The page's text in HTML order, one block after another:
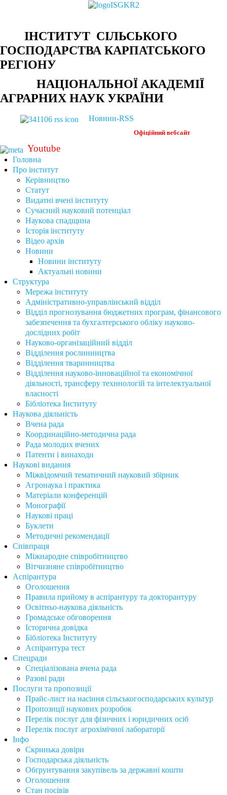
ІНСТИТУТ СІЛЬСЬКОГО
ГОСПОДАРСТВА КАРПАТСЬКОГО
РЕГІОНУ
НАЦІОНАЛЬНОЇ АКАДЕМІЇ
АГРАРНИХ НАУК УКРАЇНИ
Новини-RSS
Офіційний вебсайт
Youtube
Головна
Про інститут
Керівництво
Статут
Видатні вчені інституту
Сучасний науковий потенціал
Наукова спадщина
Історія інституту
Відео архів
Новини
Новини інституту
Актуальні новини
Структура
Мережа інституту
Адміністративно-управлінський відділ
Відділ прогнозування бюджетних програм, фінансового
забезпечення та бухгалтерського обліку науково-
дослідних робіт
Науково-організаційний відділ
Відділення рослинництва
Відділення тваринництва
Відділення науково-інноваційної та економічної
діяльності, трансферу техннологій та інтелектуальної
власності
Бібліотека Інституту
Наукова діяльність
Вчена рада
Координаційно-методична рада
Рада молодих вчених
Патенти і винаходи
Наукові видання
Міжвідомчий тематичний науковий збірник
Агронаука і практика
Матеріали конференцій
Монографії
Наукові праці
Буклети
Методичні рекомендації
Співпраця
Міжнародне співробітництво
Вітчизняне співробітництво
Аспірантура
Оголошення
Правила прийому в аспірантуру та докторантуру
Освітньо-наукова діяльність
Громадське обговорення
Історична довідка
Бібліотека Інституту
Аспірантура тест
Спецради
Спеціалізована вчена рада
Разові ради
Послуги та пропозиції
Прайс-лист на насіння сільськогосподарських культур
Пропозиції наукових розробок
Перелік послуг для фізичних і юридичних осіб
Перелік послуг агрохімічної лабораторії
Інфо
Скринька довіри
Господарська діяльність
Обґрунтування закупівель за державні кошти
Оголошення
Стан посівів